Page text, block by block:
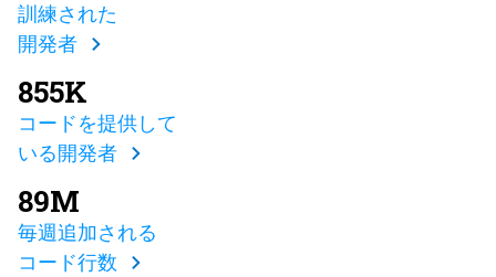
訓練された
開発者
855K
コードを提供して
いる開発者
89M
毎週追加される
コード行数